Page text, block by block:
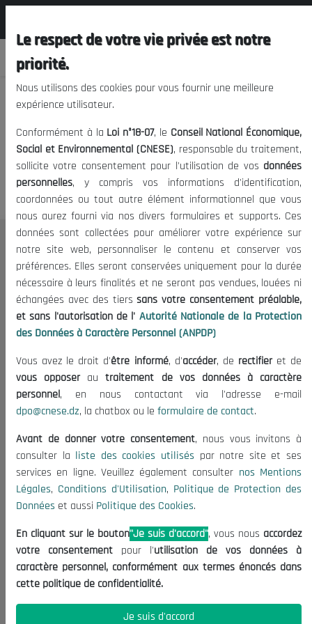
Nous vous prions de nous
excuser, mais l'accès à ce
contenu est restreint.
Le CNESE
A Propos
Le président
Organisation
Publications
Informations utiles
Appels d'offres et Consultations
Mentions Légales
Conditions d'Utilisation
Politique de Protection des Données
Politique des Cookies
Nous Contacter
(+213) 021 98 01 00|01|02
contact@cnese.dz
Suggestions ou Initiatives ?
Newsletter
dernières nouvelles.
Le respect de votre vie privée est notre
priorité.
Nous utilisons des cookies pour vous fournir une meilleure
expérience utilisateur.
Conformément à la Loi n°18-07, le Conseil National Économique,
Social et Environnemental (CNESE), responsable du traitement,
sollicite votre consentement pour l'utilisation de vos données
personnelles, y compris vos informations d'identification,
coordonnées ou tout autre élément informationnel que vous
nous aurez fourni via nos divers formulaires et supports. Ces
données sont collectées pour améliorer votre expérience sur
notre site web, personnaliser le contenu et conserver vos
préférences. Elles seront conservées uniquement pour la durée
nécessaire à leurs finalités et ne seront pas vendues, louées ni
échangées avec des tierssans votre consentement préalable,
et sans l'autorisation de l' Autorité Nationale de la Protection
des Données à Caractère Personnel (ANPDP)
Vous avez le droit d'être informé, d'accéder, de rectifieret de
vous opposerautraitement de vos données à caractère
personnel, en nous contactant via l'adresse e-mail
dpo@cnese.dz, la chatbox ou le formulaire de contact.
Avant de donner votre consentement, nous vous invitons à
consulter la liste des cookies utilisés par notre site et ses
services en ligne. Veuillez également consulter nos Mentions
Légales, Conditions d'Utilisation, Politique de Protection des
Données et aussi Politique des Cookies.
En cliquant sur le bouton"Je suis d'accord", vous nous accordez
votre consentement pour l'utilisation de vos données à
caractère personnel, conformément aux termes énoncés dans
cette politique de confidentialité.
Je suis d'accord